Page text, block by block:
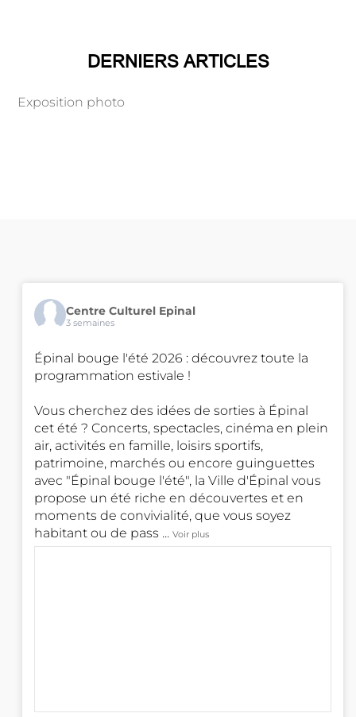
DERNIERS ARTICLES
Exposition photo
Centre Culturel Epinal
3 semaines
Épinal bouge l'été 2026 : découvrez toute la
programmation estivale !
Vous cherchez des idées de sorties à Épinal
cet été ? Concerts, spectacles, cinéma en plein
air, activités en famille, loisirs sportifs,
patrimoine, marchés ou encore guinguettes
avec "Épinal bouge l'été", la Ville d'Épinal vous
propose un été riche en découvertes et en
moments de convivialité, que vous soyez
habitant ou de pass ...Voir plus